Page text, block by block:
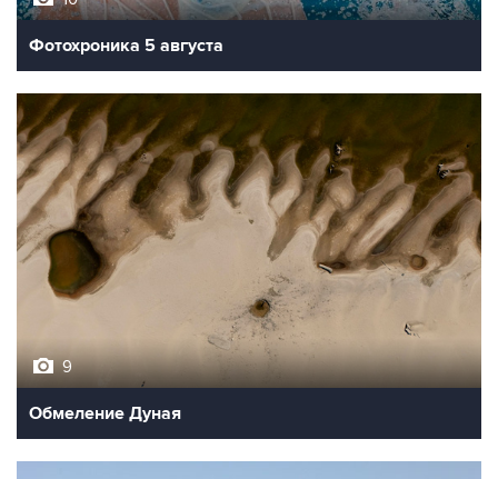
Фотохроника 5 августа
9
Обмеление Дуная